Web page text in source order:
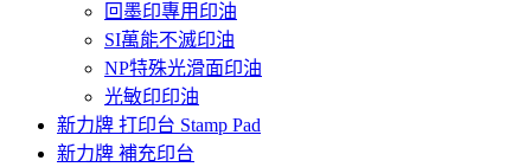
回墨印專用印油
SI萬能不滅印油
NP特殊光滑面印油
光敏印印油
新力牌 打印台 Stamp Pad
新力牌 補充印台